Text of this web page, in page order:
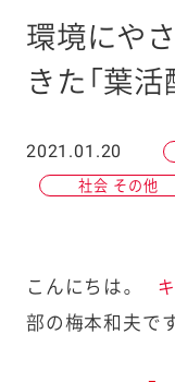
環境にや
きた「葉活
2021.01.20
社会 その他
こんにちは。
部の梅本和夫です